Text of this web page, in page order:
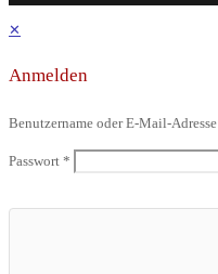
✕
Anmelden
Benutzername oder E-Mail-Adresse
Passwort *